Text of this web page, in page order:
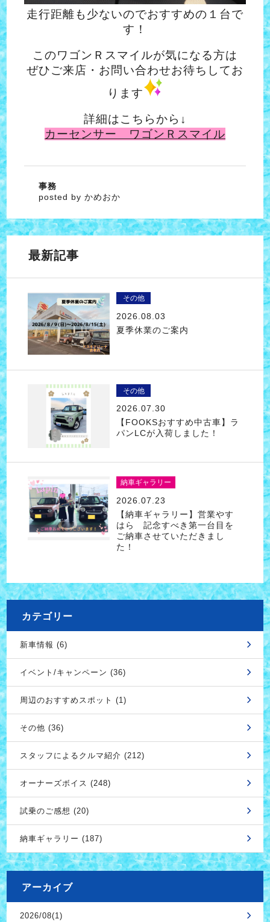
走行距離も少ないのでおすすめの１台で
す！
このワゴンＲスマイルが気になる方は
ぜひご来店・お問い合わせお待ちしてお
ります
詳細はこちらから↓
カーセンサー ワゴンＲスマイル
事務
posted by かめおか
最新記事
その他
2026.08.03
夏季休業のご案内
その他
2026.07.30
【FOOKSおすすめ中古車】ラ
パンLCが入荷しました！
納車ギャラリー
2026.07.23
【納車ギャラリー】営業やす
はら 記念すべき第一台目を
ご納車させていただきまし
た！
カテゴリー
新車情報 (6)
イベント/キャンペーン (36)
周辺のおすすめスポット (1)
その他 (36)
スタッフによるクルマ紹介 (212)
オーナーズボイス (248)
試乗のご感想 (20)
納車ギャラリー (187)
アーカイブ
2026/08(1)